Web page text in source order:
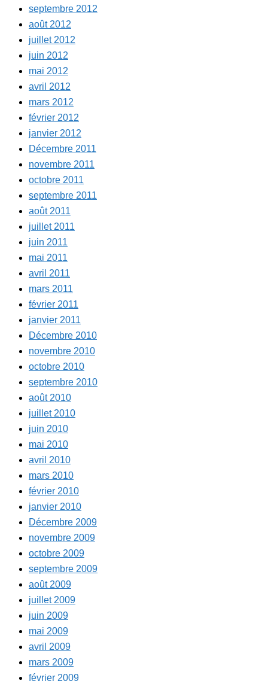
septembre 2012
août 2012
juillet 2012
juin 2012
mai 2012
avril 2012
mars 2012
février 2012
janvier 2012
Décembre 2011
novembre 2011
octobre 2011
septembre 2011
août 2011
juillet 2011
juin 2011
mai 2011
avril 2011
mars 2011
février 2011
janvier 2011
Décembre 2010
novembre 2010
octobre 2010
septembre 2010
août 2010
juillet 2010
juin 2010
mai 2010
avril 2010
mars 2010
février 2010
janvier 2010
Décembre 2009
novembre 2009
octobre 2009
septembre 2009
août 2009
juillet 2009
juin 2009
mai 2009
avril 2009
mars 2009
février 2009